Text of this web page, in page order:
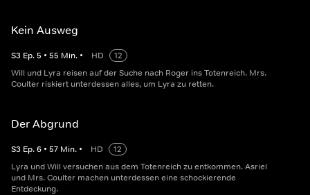
Kein Ausweg
S3 Ep.5 • 55 Min. • HD
12
Will und Lyra reisen auf der Suche nach Roger ins Totenreich. Mrs.
Coulter riskiert unterdessen alles, um Lyra zu retten.
Der Abgrund
S3 Ep.6 • 57 Min. • HD
12
Lyra und Will versuchen aus dem Totenreich zu entkommen. Asriel
und Mrs. Coulter machen unterdessen eine schockierende
Entdeckung.